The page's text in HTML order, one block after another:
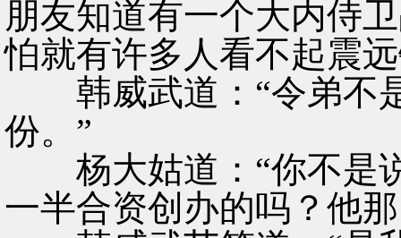
朋友知道有一个大内侍
怕就有许多人看不起震
韩威武道：“令弟不
份。”
杨大姑道：“你不是
一半合资创办的吗？他